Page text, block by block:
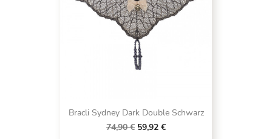
Bracli Sydney Dark Double Schwarz
74,90 € 59,92 €